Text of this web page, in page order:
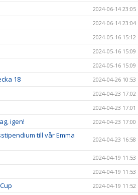
2024-06-14 23:05
2024-06-14 23:04
2024-05-16 15:12
2024-05-16 15:09
2024-05-16 15:09
18 2024-04-26 10:53
2024-04-23 17:02
2024-04-23 17:01
igen! 2024-04-23 17:00
till vår Emma
2024-04-23 16:58
2024-04-19 11:53
2024-04-19 11:53
2024-04-19 11:52